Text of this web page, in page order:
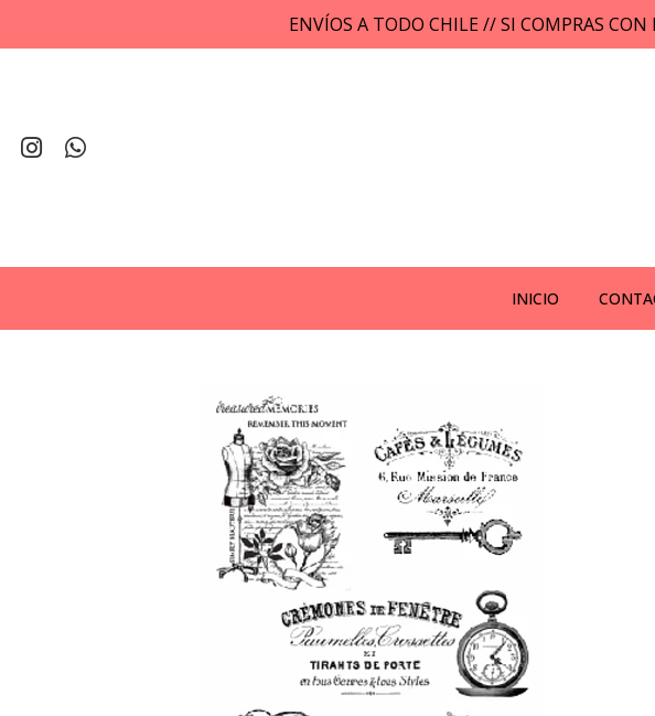
ENVÍOS A TODO CHILE // SI COMPRAS CON
INICIO